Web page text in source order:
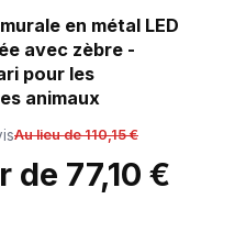
en métal LED
avec zèbre -
pour les
animaux
Au lieu de 110,15 €
de 77,10 €